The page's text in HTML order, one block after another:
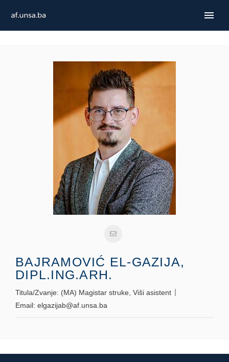
ENGLISH
BAJRAMOVIĆ EL-GAZIJA,
DIPL.ING.ARH.
Titula/Zvanje: (MA) Magistar struke, Viši asistent
Email: elgazijab@af.unsa.ba